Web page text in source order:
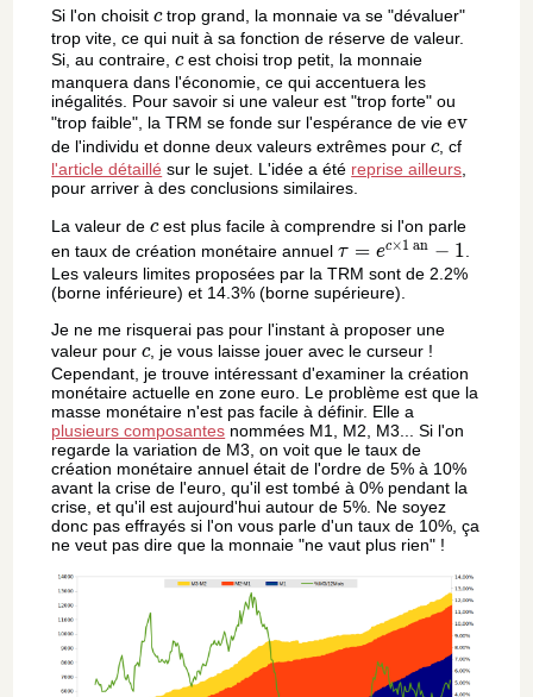
Si l'on choisitc
ctrop grand, la monnaie va se "dévaluer"
trop vite, ce qui nuit à sa fonction de réserve de valeur.
Si, au contraire,c
cest choisi trop petit, la monnaie
manquera dans l'économie, ce qui accentuera les
inégalités. Pour savoir si une valeur est "trop forte" ou
"trop faible", la TRM se fonde sur l'espérance de vieev
de l'individu et donne deux valeurs extrêmes pourc
c, cf
l'article détaillé sur le sujet. L'idée a été reprise ailleurs
pour arriver à des conclusions similaires.
La valeur dec
cest plus facile à comprendre si l'on parle
en taux de création monétaire annuel\tau =
e^{c\times1\text{
an}} - 1
τ = ec×1 an − 1
Les valeurs limites proposées par la TRM sont de 2.2%
(borne inférieure) et 14.3% (borne supérieure).
Je ne me risquerai pas pour l'instant à proposer une
valeur pourc
c, je vous laisse jouer avec le curseur !
Cependant, je trouve intéressant d'examiner la création
monétaire actuelle en zone euro. Le problème est que la
masse monétaire n'est pas facile à définir. Elle a
plusieurs composantes nommées M1, M2, M3... Si l'on
regarde la variation de M3, on voit que le taux de
création monétaire annuel était de l'ordre de 5% à 10%
avant la crise de l'euro, qu'il est tombé à 0% pendant la
crise, et qu'il est aujourd'hui autour de 5%. Ne soyez
donc pas effrayés si l'on vous parle d'un taux de 10%, ça
ne veut pas dire que la monnaie "ne vaut plus rien" !